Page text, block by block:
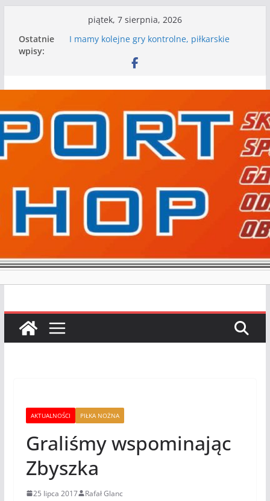
treści
piątek, 7 sierpnia, 2026
Ostatnie
wpisy:
WKS wygrywa pierwszą edycję Ligi Szóstek w
Gwdzie Wielkiej
granie przed nami
Nożnej
do sezonu. Kolejne gry kontrolne przed nimi
Kolejne gry kontrolne naszych piłkarskich
zespołów za nami
AKTUALNOŚCI PIŁKA NOŻNA
Graliśmy wspominając
Zbyszka
25 lipca 2017 Rafał Glanc